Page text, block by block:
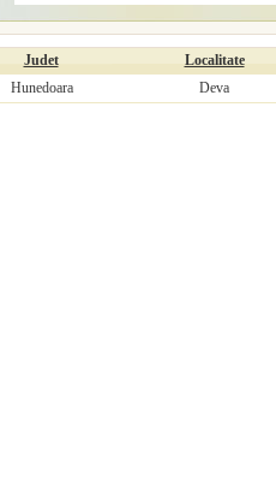
Judet Localitate
Hunedoara
Deva